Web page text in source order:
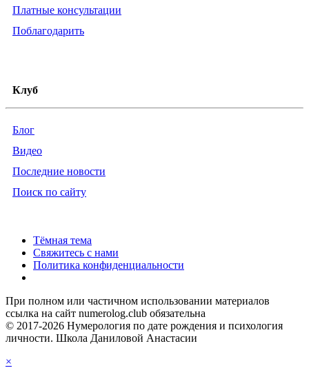
Платные консультации
Поблагодарить
Клуб
Блог
Видео
Последние новости
Поиск по сайту
Тёмная тема
Свяжитесь с нами
Политика конфиденциальности
При полном или частичном использовании материалов
ссылка на сайт numerolog.club обязательна
© 2017-2026 Нумерология по дате рождения и психология
личности. Школа Даниловой Анастасии
×